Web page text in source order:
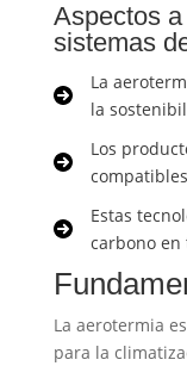
Aspectos
sistemas
La
la
Los
Estas
carbono en
La aerotermia
para la